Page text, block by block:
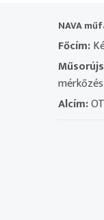
NAVA
Főcím:
mérkőzés
Alcím: